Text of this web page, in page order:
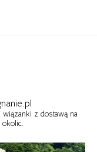
z dostawą na
okolic.